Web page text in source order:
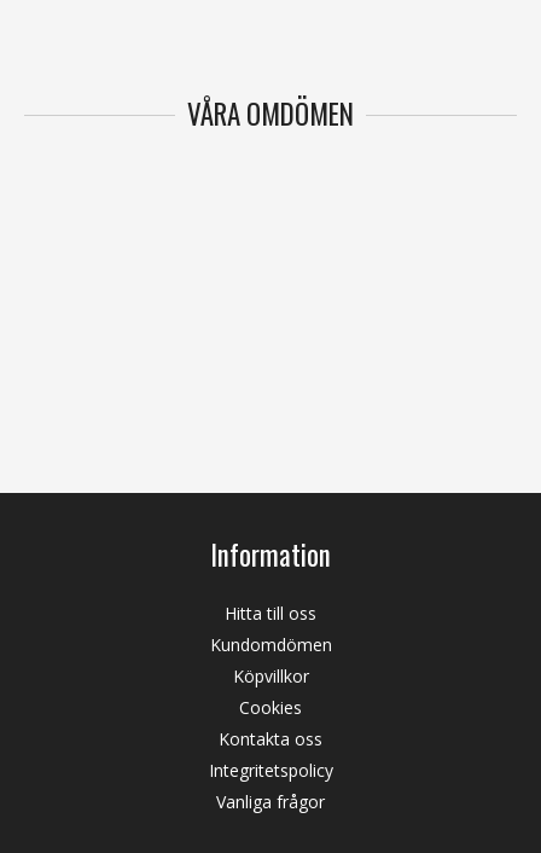
VÅRA OMDÖMEN
Information
Hitta till oss
Kundomdömen
Köpvillkor
Cookies
Kontakta oss
Integritetspolicy
Vanliga frågor